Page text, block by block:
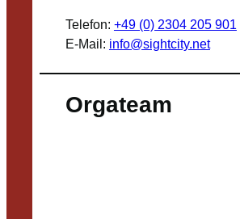
Telefon: +49 (0) 2304 205 901
E-Mail: info@sightcity.net
Orgateam